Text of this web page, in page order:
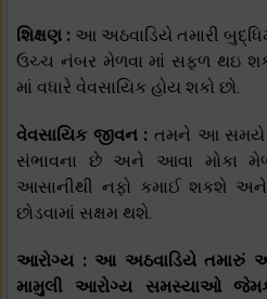
શિક્ષણ : આ અઠવાડિયે તમારી
ઉચ્ચ નંબર મેળવા માં સફળ થઇ
માં વધારે વેવસાયિક હોય શકો છો.
વેવસાયિક જીવન : તમને આ સમયે
સંભાવના છે અને આવા મોકા
આસાનીથી નફો કમાઈ શકશે અને
છોડવામાં સક્ષમ થશે.
આરોગ્ય : આ અઠવાડિયે તમારું
મામુલી આરોગ્ય સમસ્યાઓ